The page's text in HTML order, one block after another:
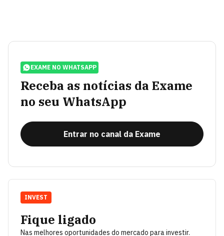
EXAME NO WHATSAPP
Receba as notícias da Exame
no seu WhatsApp
Entrar no canal da Exame
Fique ligado
Nas melhores oportunidades do mercado para investir.
INVEST